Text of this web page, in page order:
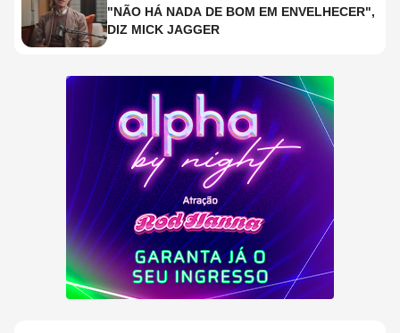
"NÃO HÁ NADA DE BOM EM ENVELHECER",
DIZ MICK JAGGER